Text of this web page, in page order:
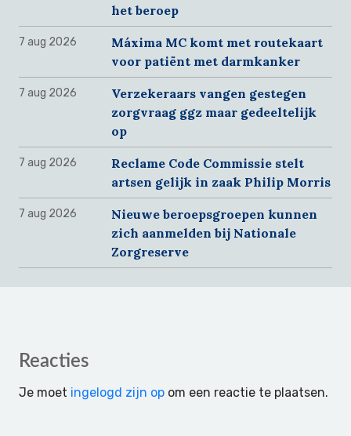
het beroep
7 aug 2026
Máxima MC komt met routekaart
voor patiënt met darmkanker
7 aug 2026
Verzekeraars vangen gestegen
zorgvraag ggz maar gedeeltelijk
op
7 aug 2026
Reclame Code Commissie stelt
artsen gelijk in zaak Philip Morris
7 aug 2026
Nieuwe beroepsgroepen kunnen
zich aanmelden bij Nationale
Zorgreserve
Reader
Reacties
Je moet ingelogd zijn op om een reactie te plaatsen.